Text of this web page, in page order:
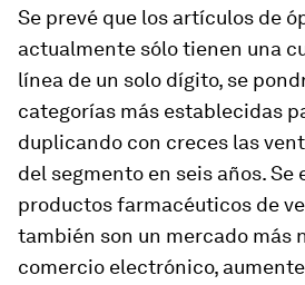
Se prevé que los artículos de
actualmente sólo tienen una
línea de un solo dígito, se
categorías más establecidas
duplicando con creces las
del segmento en seis años. Se
productos farmacéuticos de
también son un mercado más
comercio electrónico,